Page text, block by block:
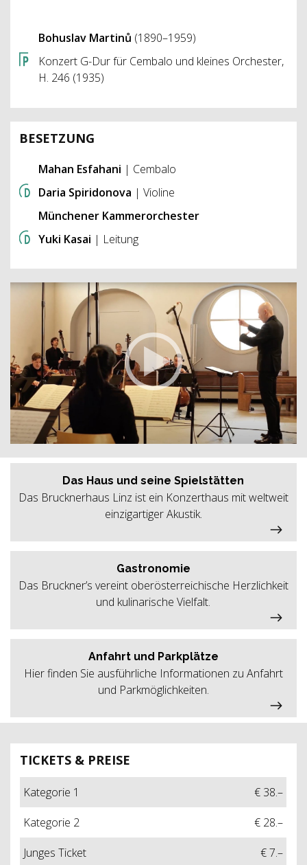
Bohuslav Martinů (1890–1959)
Konzert G-Dur für Cembalo und kleines Orchester,
H. 246 (1935)
BESETZUNG
Mahan Esfahani | Cembalo
Daria Spiridonova | Violine
Münchener Kammerorchester
Yuki Kasai | Leitung
TICKETS & PREISE
Kategorie 1
€ 38.–
Kategorie 2
€ 28.–
Junges Ticket
€ 7.–
Das Haus und seine Spielstätten
Das Brucknerhaus Linz ist ein Konzerthaus mit weltweit
einzigartiger Akustik.
Gastronomie
Das Bruckner’s vereint oberösterreichische Herzlichkeit
und kulinarische Vielfalt.
Anfahrt und Parkplätze
Hier finden Sie ausführliche Informationen zu Anfahrt
und Parkmöglichkeiten.